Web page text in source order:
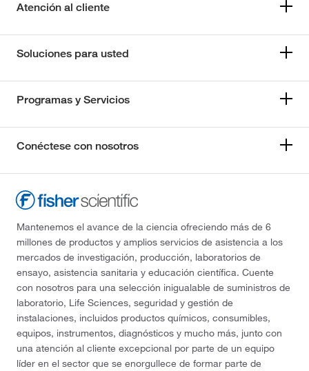
Atención al cliente
Soluciones para usted
Programas y Servicios
Conéctese con nosotros
Mantenemos el avance de la ciencia ofreciendo más de 6
millones de productos y amplios servicios de asistencia a los
mercados de investigación, producción, laboratorios de
ensayo, asistencia sanitaria y educación científica. Cuente
con nosotros para una selección inigualable de suministros de
laboratorio, Life Sciences, seguridad y gestión de
instalaciones, incluidos productos químicos, consumibles,
equipos, instrumentos, diagnósticos y mucho más, junto con
una atención al cliente excepcional por parte de un equipo
líder en el sector que se enorgullece de formar parte de